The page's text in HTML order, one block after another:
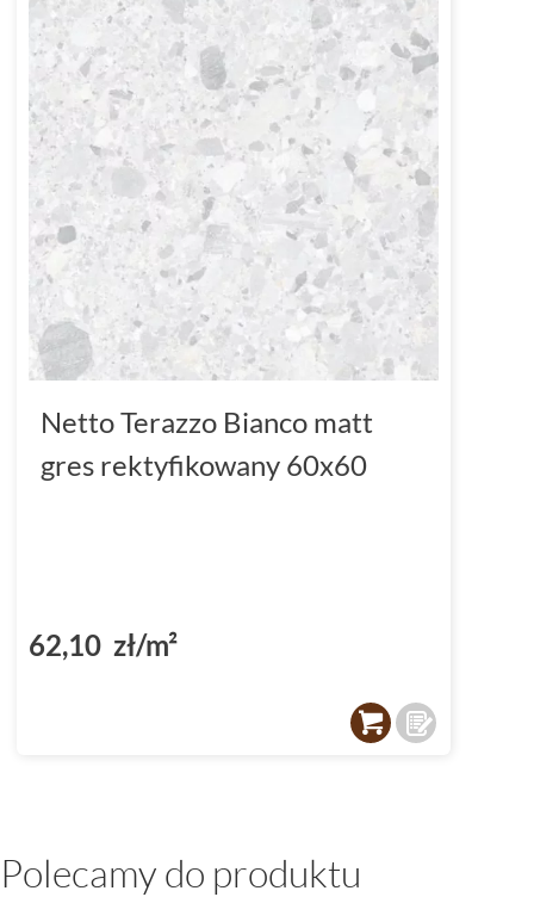
Netto Terazzo Bianco matt
gres rektyfikowany 60x60
62,10 zł/m²
Polecamy do produktu